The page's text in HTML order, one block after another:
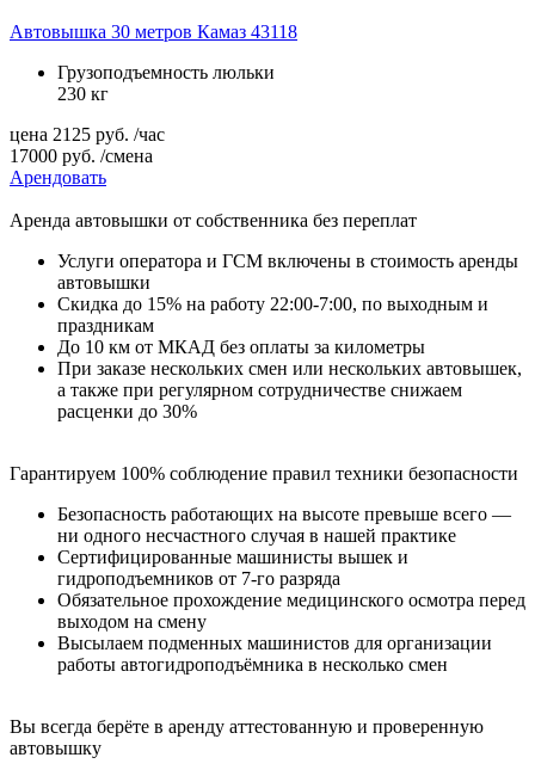
Автовышка 30 метров Камаз 43118
Грузоподъемность люльки
230 кг
цена 2125 руб. /час
17000 руб. /смена
Арендовать
Аренда автовышки от собственника без переплат
Услуги оператора и ГСМ включены в стоимость аренды
автовышки
Cкидка до 15% на работу 22:00-7:00, по выходным и
праздникам
До 10 км от МКАД без оплаты за километры
При заказе нескольких смен или нескольких автовышек,
а также при регулярном сотрудничестве снижаем
расценки до 30%
Гарантируем 100% соблюдение правил техники безопасности
Безопасность работающих на высоте превыше всего —
ни одного несчастного случая в нашей практике
Сертифицированные машинисты вышек и
гидроподъемников от 7-го разряда
Обязательное прохождение медицинского осмотра перед
выходом на смену
Высылаем подменных машинистов для организации
работы автогидроподъёмника в несколько смен
Вы всегда берёте в аренду аттестованную и проверенную
автовышку